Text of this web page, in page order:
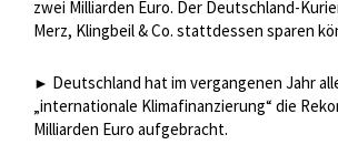
zwei Milliarden Euro. Der Deutschland-
Merz, Klingbeil & Co. stattdessen sparen
► Deutschland hat im vergangenen Jahr
„internationale Klimafinanzierung“ die
Milliarden Euro aufgebracht.